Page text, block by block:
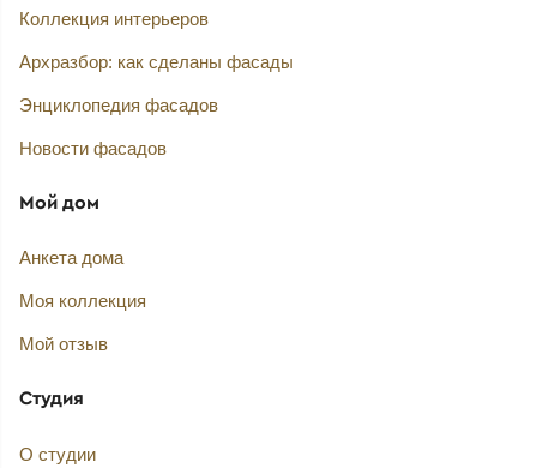
Коллекция интерьеров
Архразбор: как сделаны фасады
Энциклопедия фасадов
Новости фасадов
Мой дом
Анкета дома
Моя коллекция
Мой отзыв
Студия
О студии